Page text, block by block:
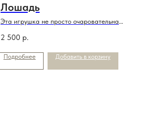
Лошадь
Эта игрушка не просто очаровательна
2 500 р.
Подробнее Добавить в корзину